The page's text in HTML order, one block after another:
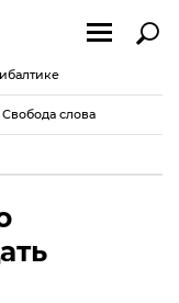
Свобода слова